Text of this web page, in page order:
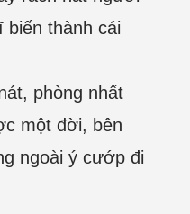
biến thành cái
phòng nhất
một đời, bên
ngoài ý cướp đi